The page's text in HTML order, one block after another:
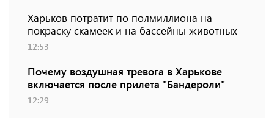
Харьков потратит по полмиллиона на
покраску скамеек и на бассейны животных
12:53
Почему воздушная тревога в Харькове
включается после прилета "Бандероли"
12:29